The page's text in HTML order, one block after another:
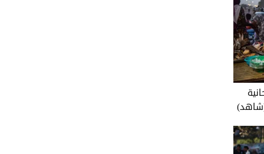
(شاهد)